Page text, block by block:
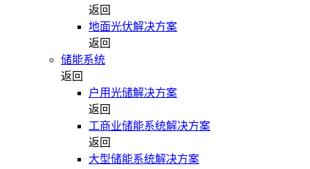
返回
地面光伏解决方案
返回
储能系统
返回
户用光储解决方案
返回
工商业储能系统解决方案
返回
大型储能系统解决方案